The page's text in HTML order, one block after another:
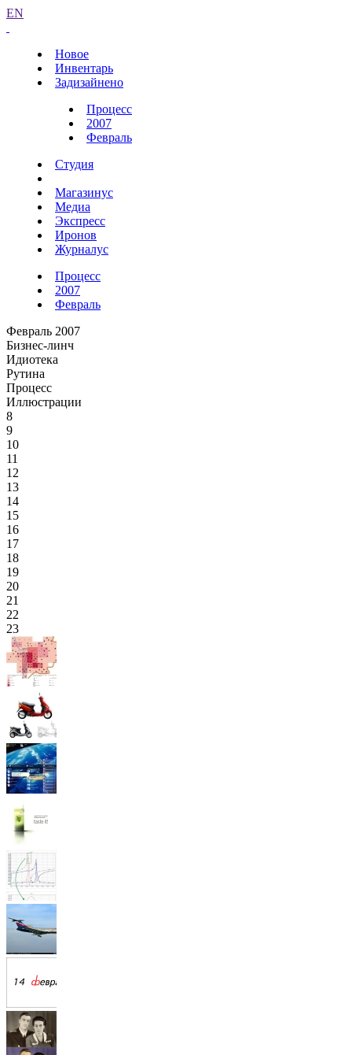
EN
Новое
Инвентарь
Задизайнено
Процесс
2007
Февраль
Студия
Магазинус
Медиа
Экспресс
Иронов
Журналус
Процесс
2007
Февраль
Февраль 2007
Бизнес-линч
Идиотека
Рутина
Процесс
Иллюстрации
8
9
10
11
12
13
14
15
16
17
18
19
20
21
22
23